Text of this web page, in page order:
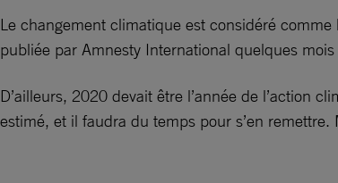
Le changement climatique est considéré
publiée par Amnesty International quelques
D’ailleurs, 2020 devait être l’année de l’action
estimé, et il faudra du temps pour s’en